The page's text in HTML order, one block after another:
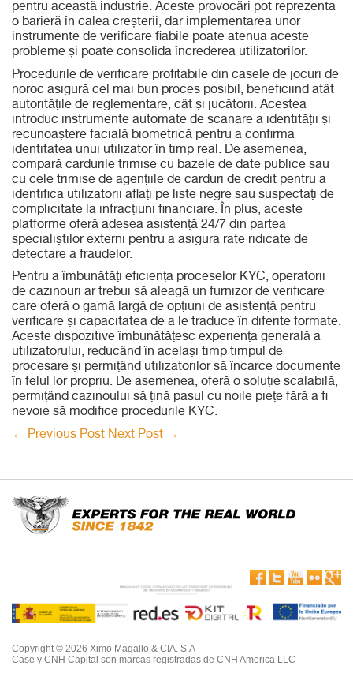
pentru această industrie. Aceste provocări pot reprezenta
o barieră în calea creșterii, dar implementarea unor
instrumente de verificare fiabile poate atenua aceste
probleme și poate consolida încrederea utilizatorilor.
Procedurile de verificare profitabile din casele de jocuri de
noroc asigură cel mai bun proces posibil, beneficiind atât
autoritățile de reglementare, cât și jucătorii. Acestea
introduc instrumente automate de scanare a identității și
recunoaștere facială biometrică pentru a confirma
identitatea unui utilizator în timp real. De asemenea,
compară cardurile trimise cu bazele de date publice sau
cu cele trimise de agențiile de carduri de credit pentru a
identifica utilizatorii aflați pe liste negre sau suspectați de
complicitate la infracțiuni financiare. În plus, aceste
platforme oferă adesea asistență 24/7 din partea
specialiștilor externi pentru a asigura rate ridicate de
detectare a fraudelor.
Pentru a îmbunătăți eficiența proceselor KYC, operatorii
de cazinouri ar trebui să aleagă un furnizor de verificare
care oferă o gamă largă de opțiuni de asistență pentru
verificare și capacitatea de a le traduce în diferite formate.
Aceste dispozitive îmbunătățesc experiența generală a
utilizatorului, reducând în același timp timpul de
procesare și permițând utilizatorilor să încarce documente
în felul lor propriu. De asemenea, oferă o soluție scalabilă,
permițând cazinoului să țină pasul cu noile piețe fără a fi
nevoie să modifice procedurile KYC.
← Previous Post Next Post →
Copyright © 2026 Ximo Magallo & CIA. S.A
Case y CNH Capital son marcas registradas de CNH America LLC